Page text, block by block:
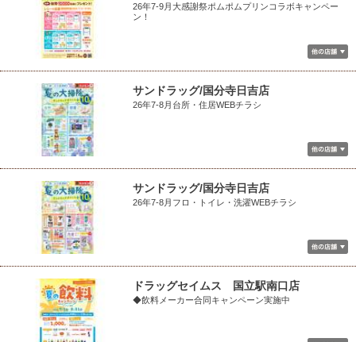
26年7-9月大感謝祭ポムポムプリンコラボキャンペー
ン！
サンドラッグ/国分寺日吉店
26年7-8月台所・住居WEBチラシ
サンドラッグ/国分寺日吉店
26年7-8月フロ・トイレ・洗濯WEBチラシ
ドラッグセイムス 国立駅南口店
◆飲料メーカー合同キャンペーン実施中